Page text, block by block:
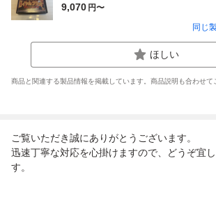
9,070 円〜
同じ
ほしい
商品と関連する製品情報を掲載しています。商品説明も合わせて
ご覧いただき誠にありがとうございます。
迅速丁寧な対応を心掛けますので、どうぞ宜
す。